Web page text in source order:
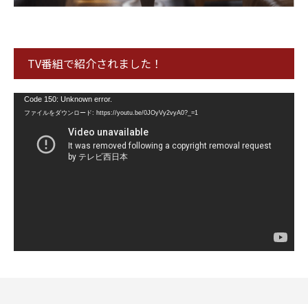
TV番組で紹介されました！
Code 150: Unknown error.
ファイルをダウンロード: https://youtu.be/0JOyVy2vyA0?_=1